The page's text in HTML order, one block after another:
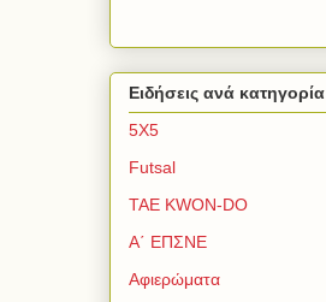
Ειδήσεις ανά κατηγορία
5Χ5
Futsal
TAE KWON-DO
Α΄ ΕΠΣΝΕ
Αφιερώματα